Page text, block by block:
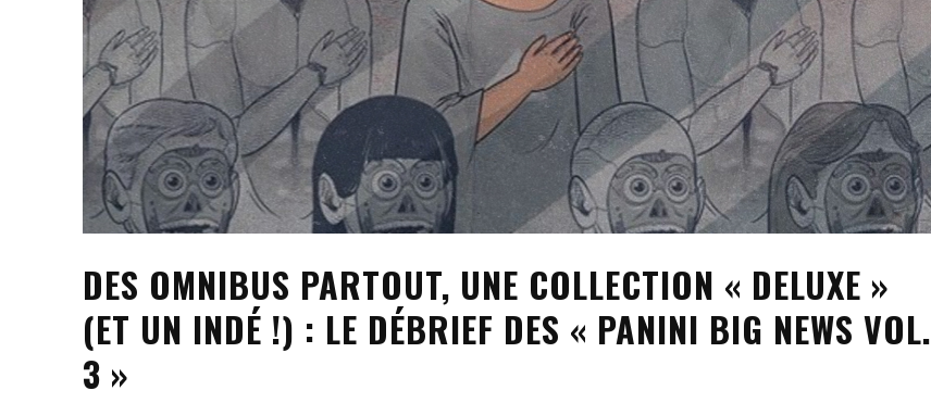
DES OMNIBUS PARTOUT, UNE COLLECTION « DELUXE »
(ET UN INDÉ !) : LE DÉBRIEF DES « PANINI BIG NEWS VOL.
3 »